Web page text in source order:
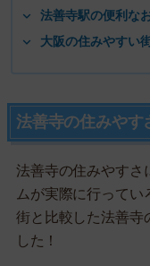
法善寺駅の便利な
大阪の住みやすい
法善寺の住みやす
法善寺の住みやすさ
ムが実際に行って
街と比較した法善寺
した！